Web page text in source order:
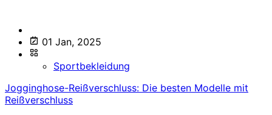
01 Jan, 2025
Sportbekleidung
Jogginghose-Reißverschluss: Die besten Modelle mit
Reißverschluss